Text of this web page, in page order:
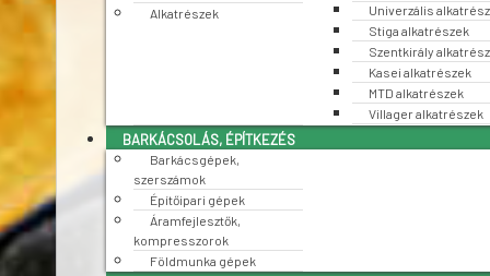
Alkatrészek
Univerzális
Stiga alkatrészek
Szentkirály
Kasei alkatrészek
MTD alkatrészek
Villager alkatrészek
BARKÁCSOLÁS, ÉPÍTKEZÉS
Barkácsgépek,
szerszámok
Építőipari gépek
Áramfejlesztők,
kompresszorok
Földmunka gépek